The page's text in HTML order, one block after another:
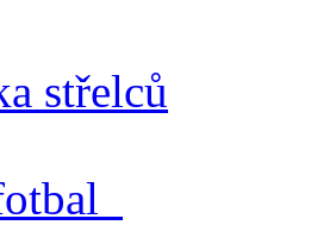
střelců